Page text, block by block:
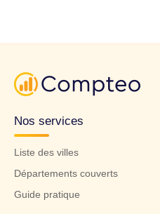
Nos services
Liste des villes
Départements couverts
Guide pratique